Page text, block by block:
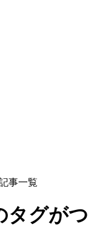
事一覧
タグがつ